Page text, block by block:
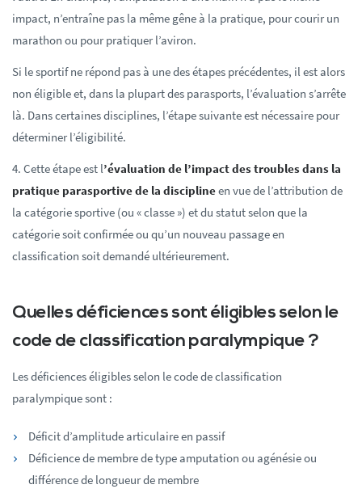
impact, n’entraîne pas la même gêne à la pratique, pour courir un
marathon ou pour pratiquer l’aviron.
Si le sportif ne répond pas à une des étapes précédentes, il est alors
non éligible et, dans la plupart des parasports, l’évaluation s’arrête
là. Dans certaines disciplines, l’étape suivante est nécessaire pour
déterminer l’éligibilité.
4. Cette étape est l’évaluation de l’impact des troubles dans la
pratique parasportive de la disciplineen vue de l’attribution de
la catégorie sportive (ou « classe ») et du statut selon que la
catégorie soit confirmée ou qu’un nouveau passage en
classification soit demandé ultérieurement.
Quelles déficiences sont éligibles selon le
code de classification paralympique ?
Les déficiences éligibles selon le code de classification
paralympique sont :
Déficit d’amplitude articulaire en passif
Déficience de membre de type amputation ou agénésie ou
différence de longueur de membre